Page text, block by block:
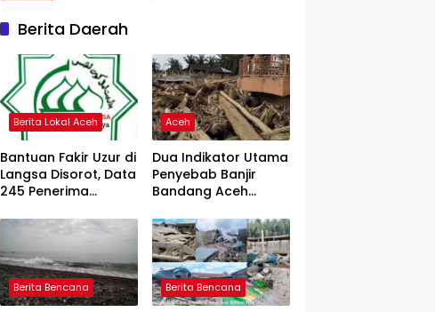
Berita Daerah
Berita Lokal Aceh
Bantuan Fakir Uzur di
Langsa Disorot, Data
245 Penerima
Aceh
Dua Indikator Utama
Penyebab Banjir
Bandang Aceh
Puteh Soroti
Kerusakan DAS
Berita Bencana Berita Bencana